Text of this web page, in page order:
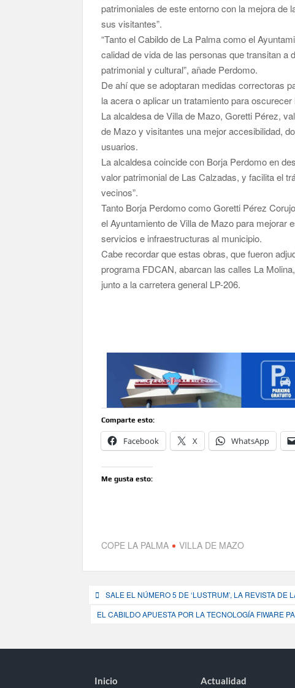
patrimoniales de este entorno con la mejora de
sus visitantes”.
“Tanto el Cabildo de La Palma como el
calidad de vida de las personas que transitan
patrimonial y cultural”, añade Perdomo.
De ahí que se adoptaran medidas correctoras
la acera o aplicar un tratamiento para
La alcaldesa de Villa de Mazo, Goretti Pérez,
de Mazo y visitantes una mejor accesibilidad,
usuarios.
La alcaldesa coincide con Borja Perdomo en
valor patrimonial de Las Calzadas, y facilita el
vecinos”.
Tanto Borja Perdomo como Goretti Pérez
el Ayuntamiento de Villa de Mazo para mejorar
servicios e infraestructuras al municipio.
Cabe recordar que estas obras, que fueron
programa FDCAN, abarcan las calles La
junto a la carretera general LP-206.
Comparte esto:
Facebook X WhatsApp
Me gusta esto:
COPE LA PALMA VILLA DE MAZO
Navegación
de
SALE EL NÚMERO 5 DE ‘LUSTRUM’, LA REVISTA DE
EL CABILDO APUESTA POR LA TECNOLOGÍA FIWARE
Inicio Actualidad